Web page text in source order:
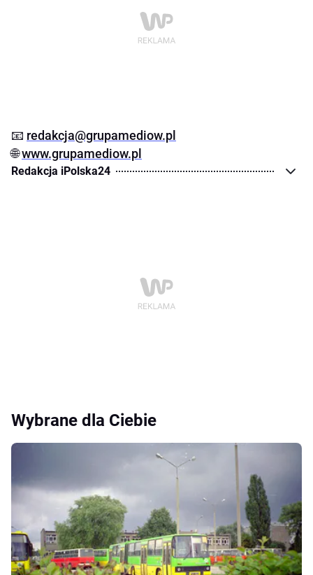
📧 redakcja@grupamediow.pl
🌐www.grupamediow.pl
Redakcja iPolska24
Wybrane dla Ciebie